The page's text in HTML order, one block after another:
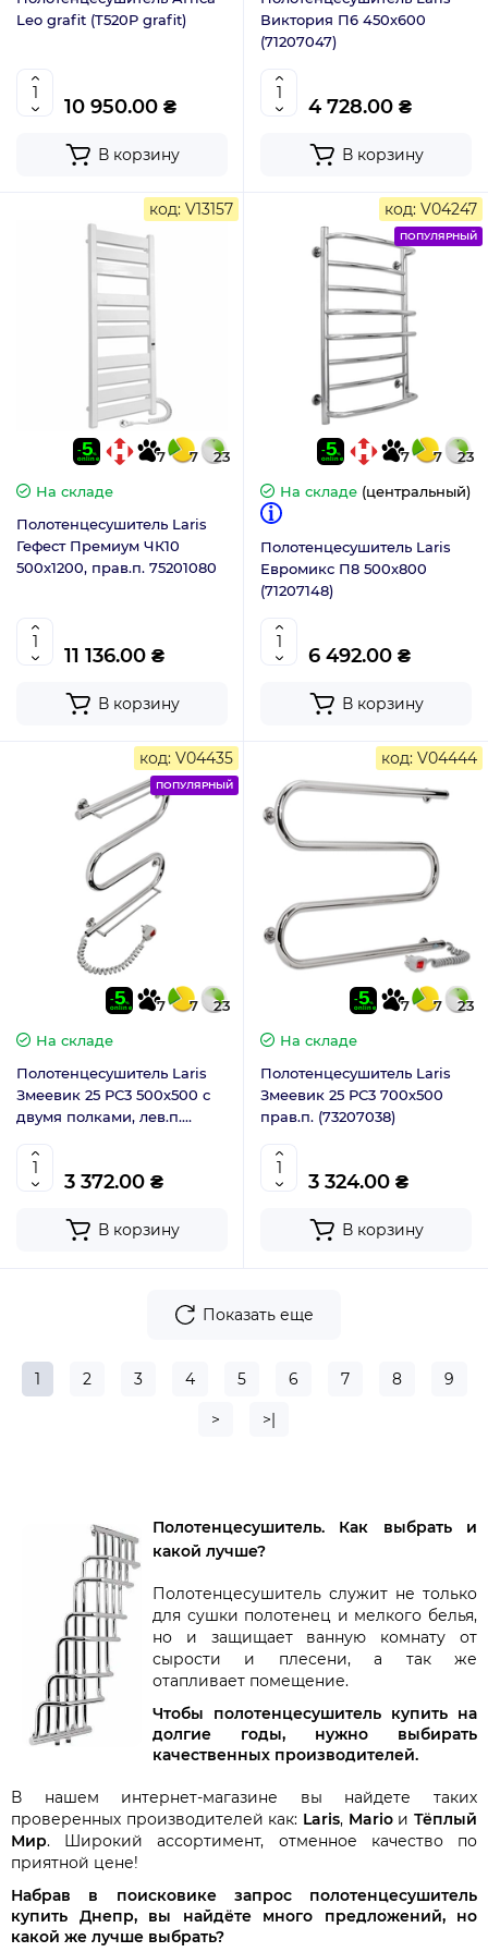
Leo grafit (T520P grafit)
10 950.00 ₴
В корзину
Виктория П6 450х600
(71207047)
4 728.00 ₴
В корзину
код: V13157
7 7
23
На складе
Полотенцесушитель Laris
Гефест Премиум ЧК10
500x1200, прав.п. 75201080
11 136.00 ₴
В корзину
код: V04247
7 7 23
ПОПУЛЯРНЫЙ
На складе (центральный)
Полотенцесушитель Laris
Евромикс П8 500х800
(71207148)
6 492.00 ₴
В корзину
код: V04435
7 7 23
ПОПУЛЯРНЫЙ
На складе
Полотенцесушитель Laris
Змеевик 25 РС3 500х500 с
двумя полками, лев.п.
3 372.00 ₴
В корзину
код: V04444
7 7
23
На складе
Полотенцесушитель Laris
Змеевик 25 РС3 700х500
прав.п. (73207038)
3 324.00 ₴
В корзину
Показать еще
1 2 3 4 5 6 7 8 9
> >|
Полотенцесушитель. Как выбрать и
какой лучше?
Полотенцесушитель служит не только
для сушки полотенец и мелкого белья,
но и защищает ванную комнату от
сырости и плесени, а так же
отапливает помещение.
Чтобы полотенцесушитель купить на
долгие годы, нужно выбирать
качественных производителей.
В нашем интернет-магазине вы найдете таких
проверенных производителей как: Laris, MarioиТёплый
Мир. Широкий ассортимент, отменное качество по
приятной цене!
Набрав в поисковике запрос полотенцесушитель
купить Днепр, вы найдёте много предложений, но
какой же лучше выбрать?